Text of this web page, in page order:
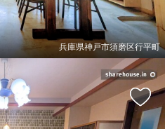
兵庫県神戸市須磨区行平町